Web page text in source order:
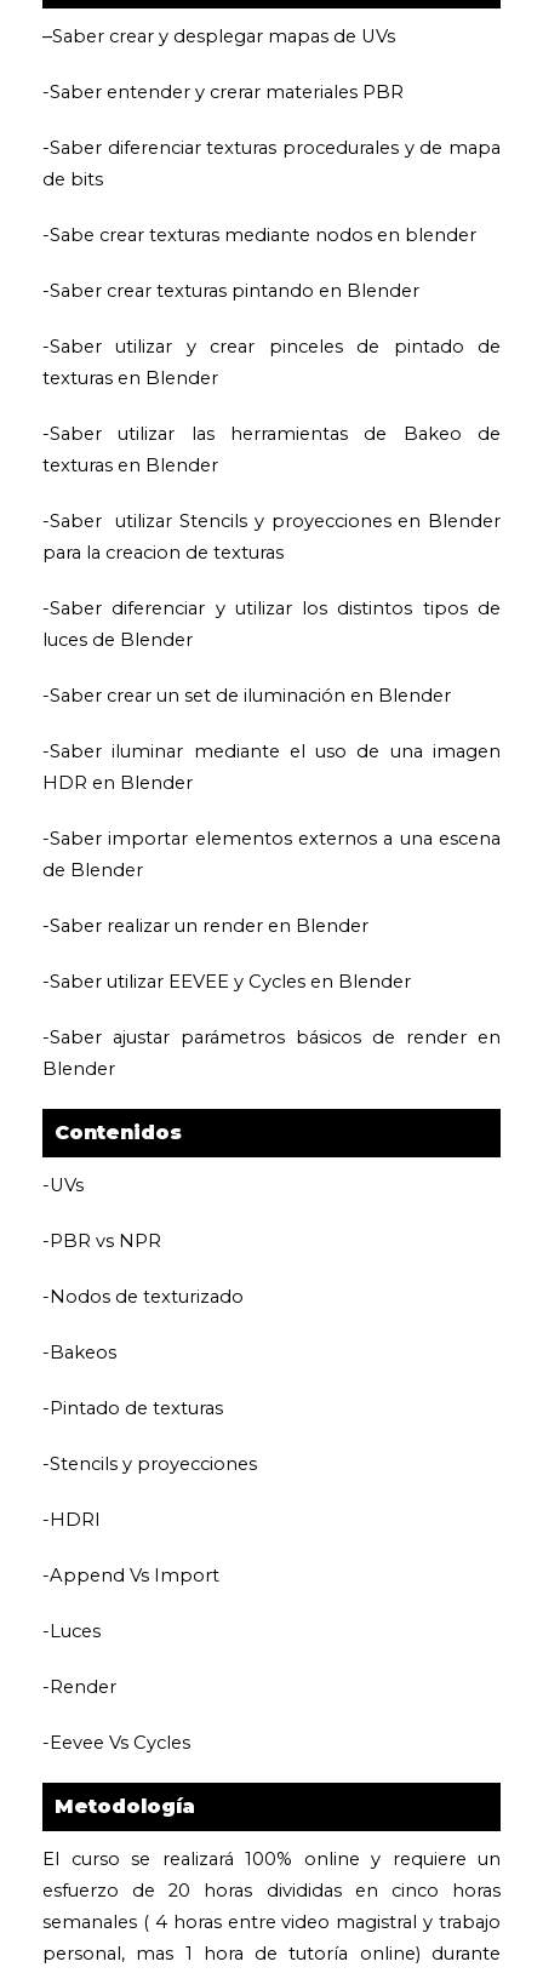
–Saber crear y desplegar mapas de UVs
-Saber entender y crerar materiales PBR
-Saber diferenciar texturas procedurales y de mapa
de bits
-Sabe crear texturas mediante nodos en blender
-Saber crear texturas pintando en Blender
-Saber utilizar y crear pinceles de pintado de
texturas en Blender
-Saber utilizar las herramientas de Bakeo de
texturas en Blender
-Saber utilizar Stencils y proyecciones en Blender
para la creacion de texturas
-Saber diferenciar y utilizar los distintos tipos de
luces de Blender
-Saber crear un set de iluminación en Blender
-Saber iluminar mediante el uso de una imagen
HDR en Blender
-Saber importar elementos externos a una escena
de Blender
-Saber realizar un render en Blender
-Saber utilizar EEVEE y Cycles en Blender
-Saber ajustar parámetros básicos de render en
Blender
Contenidos
-UVs
-PBR vs NPR
-Nodos de texturizado
-Bakeos
-Pintado de texturas
-Stencils y proyecciones
-HDRI
-Append Vs Import
-Luces
-Render
-Eevee Vs Cycles
Metodología
El curso se realizará 100% online y requiere un
esfuerzo de 20 horas divididas en cinco horas
semanales ( 4 horas entre video magistral y trabajo
personal, mas 1 hora de tutoría online) durante